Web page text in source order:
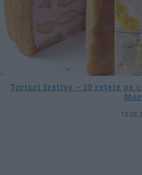
Torturi festive – 10 rețete pe